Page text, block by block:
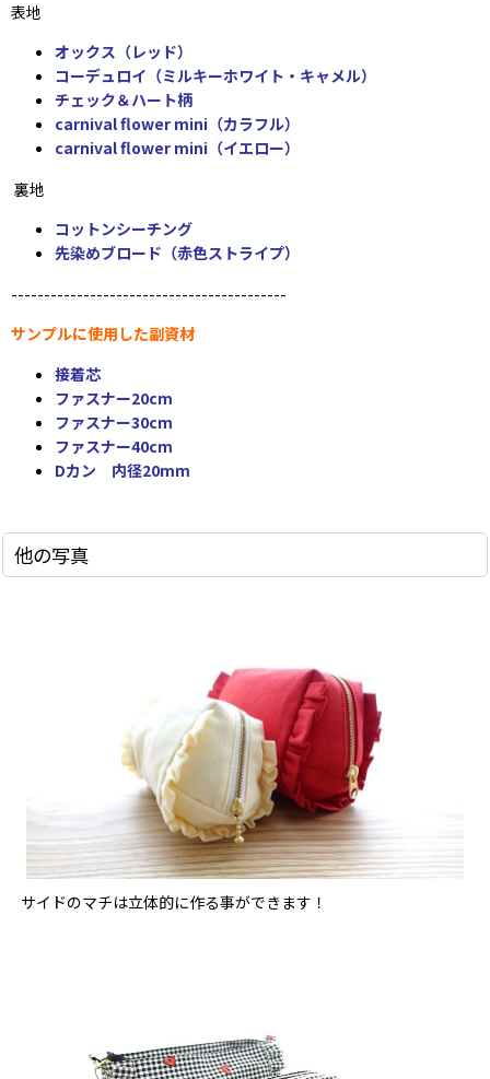
表地
オックス（レッド）
コーデュロイ（ミルキーホワイト・キャメル）
チェック＆ハート柄
carnival flower mini（カラフル）
carnival flower mini（イエロー）
裏地
コットンシーチング
先染めブロード（赤色ストライプ）
------------------------------------------
サンプルに使用した副資材
接着芯
ファスナー20cm
ファスナー30cm
ファスナー40cm
Dカン 内径20mm
他の写真
サイドのマチは立体的に作る事ができます！